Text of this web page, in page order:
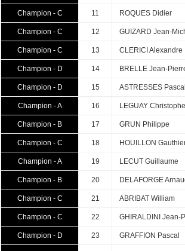
Champion - C 11 ROQUES Didier
Champion - C 12 GUIZARD Jean-
Champion - C 13 CLERICI Alexandre
Champion - D 14 BRELLE Jean-
Champion - D 15 ASTRESSES Pascal
Champion - A 16 LEGUAY Christophe
Champion - B 17 GRUN Philippe
Champion - C 18 HOUILLON
Champion - A 19 LECUT Guillaume
Champion - B 20 DELAFORGE
Champion - C 21 ABRIBAT William
Champion - C 22 GHIRALDINI Jean-
Champion - D 23 GRAFFION Pascal